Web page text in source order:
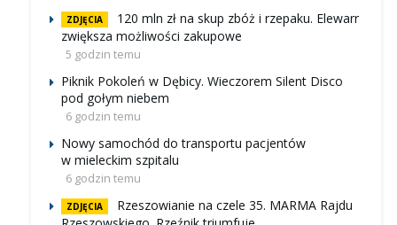
ZDJĘCIA
120 mln zł na skup zbóż i rzepaku. Elewarr
zwiększa możliwości zakupowe
5 godzin temu
Piknik Pokoleń w Dębicy. Wieczorem Silent Disco
pod gołym niebem
6 godzin temu
Nowy samochód do transportu pacjentów
w mieleckim szpitalu
6 godzin temu
ZDJĘCIA
Rzeszowianie na czele 35. MARMA Rajdu